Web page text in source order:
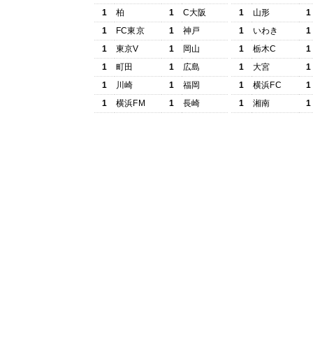
1
柏 1
C大阪
1
FC東京 1
神戸
1
東京V 1
岡山
1
町田 1
広島
1
川崎 1
福岡
1
横浜FM 1 長崎
1
山形
1
1
いわき
1
1
栃木C
1
1
大宮
1
1
横浜FC
1
1
湘南 1